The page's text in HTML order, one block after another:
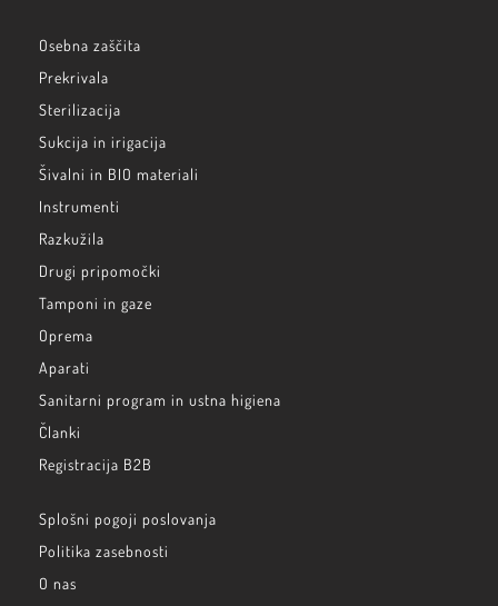
Osebna zaščita
Prekrivala
Sterilizacija
Sukcija in irigacija
Šivalni in BIO materiali
Instrumenti
Razkužila
Drugi pripomočki
Tamponi in gaze
Oprema
Aparati
Sanitarni program in ustna higiena
Članki
Registracija B2B
Splošni pogoji poslovanja
Politika zasebnosti
O nas